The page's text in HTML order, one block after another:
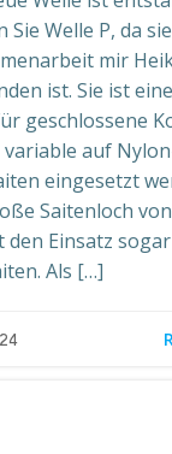
Sie Welle P, da
mir
ist. Sie ist
geschlossene
variable auf
eingesetzt
Saitenloch
den Einsatz
Als […]